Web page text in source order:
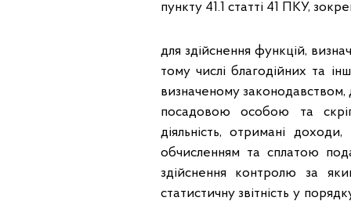
пункту 41.1 статті 41 ПКУ,
для здійснення функцій,
тому числі благодійних та
визначеному законодавством,
посадовою особою та
діяльність, отримані
обчисленням та сплатою
здійснення контролю за
статистичну звітність у